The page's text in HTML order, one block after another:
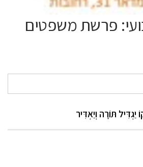
פרשת משפטים
תּוֹרָה וְיַאְדִּיר